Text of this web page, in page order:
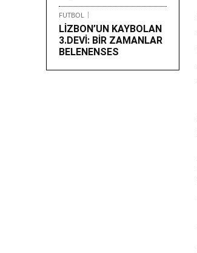
FUTBOL
LİZBON’UN KAYBOLAN
3.DEVİ: BİR ZAMANLAR
BELENENSES